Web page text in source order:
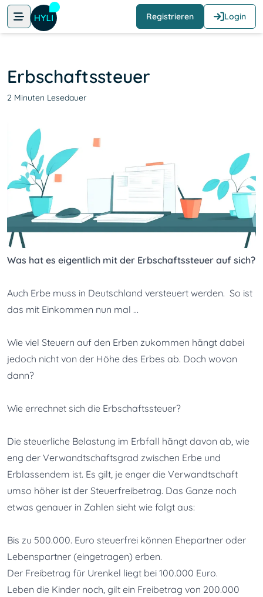
Registrieren Login
Erbschaftssteuer
2 Minuten Lesedauer
Was hat es eigentlich mit der Erbschaftssteuer auf sich?
Auch Erbe muss in Deutschland versteuert werden.  So ist
das mit Einkommen nun mal …
Wie viel Steuern auf den Erben zukommen hängt dabei
jedoch nicht von der Höhe des Erbes ab. Doch wovon
dann?
Wie errechnet sich die Erbschaftssteuer?
Die steuerliche Belastung im Erbfall hängt davon ab, wie
eng der Verwandtschaftsgrad zwischen Erbe und
Erblassendem ist. Es gilt, je enger die Verwandtschaft
umso höher ist der Steuerfreibetrag. Das Ganze noch
etwas genauer in Zahlen sieht wie folgt aus:
Bis zu 500.000. Euro steuerfrei können Ehepartner oder
Lebenspartner (eingetragen) erben.
Der Freibetrag für Urenkel liegt bei 100.000 Euro.
Leben die Kinder noch, gilt ein Freibetrag von 200.000